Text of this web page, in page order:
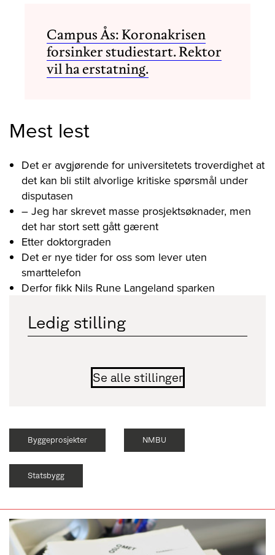
Campus Ås: Koronakrisen
forsinker studiestart. Rektor
vil ha erstatning.
Ledig stilling
Se alle stillinger
Mest lest
Det er avgjørende for universitetets troverdighet at
det kan bli stilt alvorlige kritiske spørsmål under
disputasen
– Jeg har skrevet masse prosjektsøknader, men
det har stort sett gått gærent
Etter doktorgraden
Det er nye tider for oss som lever uten
smarttelefon
Derfor fikk Nils Rune Langeland sparken
Byggeprosjekter NMBU
Statsbygg